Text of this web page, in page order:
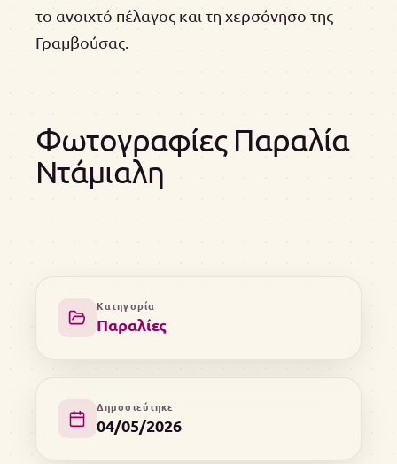
το ανοιχτό πέλαγος και τη χερσόνησο της
Γραμβούσας.
Φωτογραφίες Παραλία
Ντάμιαλη
Κατηγορία
Παραλίες
Δημοσιεύτηκε
04/05/2026